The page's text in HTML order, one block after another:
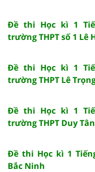
Đề thi Học kì 1
trường THPT số 1 Lê
Đề thi Học kì 1
trường THPT Lê
Đề thi Học kì 1
trường THPT Duy
Đề thi Học kì 1
Bắc Ninh